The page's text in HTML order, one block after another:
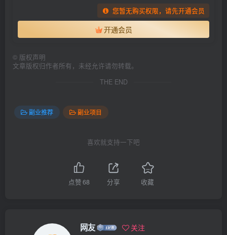
您暂无购买权限，请先开通会员
开通会员
© 版权声明
文章版权归作者所有，未经允许请勿转载。
THE END
副业推荐 副业项目
喜欢就支持一下吧
点赞68 分享 收藏
网友 关注